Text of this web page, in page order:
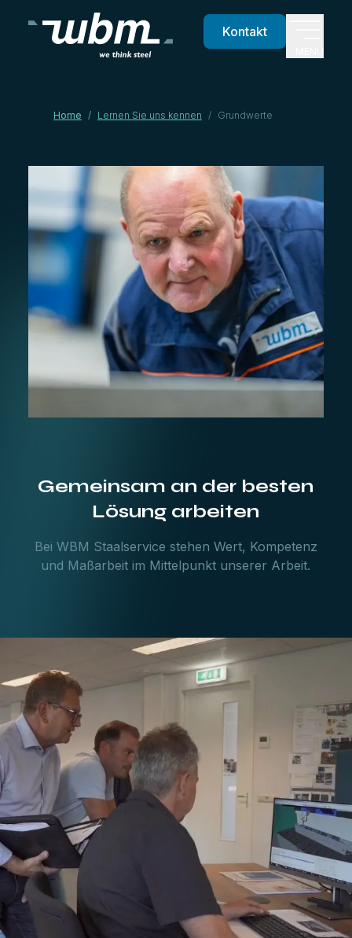
Kontakt
Home / Lernen Sie uns kennen / Grundwerte
Gemeinsam an der besten
Lösung arbeiten
Bei WBM Staalservice stehen Wert, Kompetenz
und Maßarbeit im Mittelpunkt unserer Arbeit.